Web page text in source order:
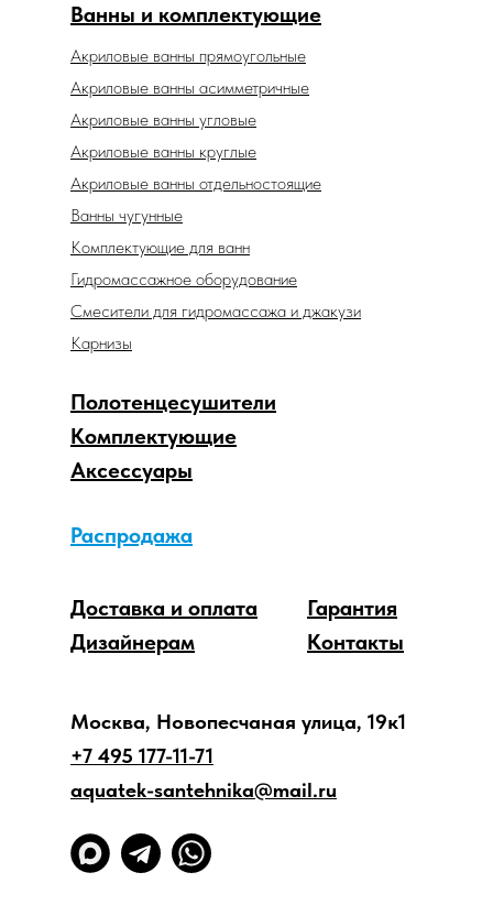
Ванны и комплектующие
Акриловые ванны прямоугольные
Аксессуары
Распродажа
Комплектующие
Дизайнерам
Доставка и оплата
Гарантия
Контакты
Акриловые ванны отдельностоящие
Акриловые ванны асимметричные
Акриловые ванны угловые
Акриловые ванны круглые
Ванны чугунные
Комплектующие для ванн
Гидромассажное оборудование
Смесители для гидромассажа и джакузи
Карнизы
Полотенцесушители
Москва, Новопесчаная улица, 19к1
+7 495 177-11-71
aquatek-santehnika@mail.ru